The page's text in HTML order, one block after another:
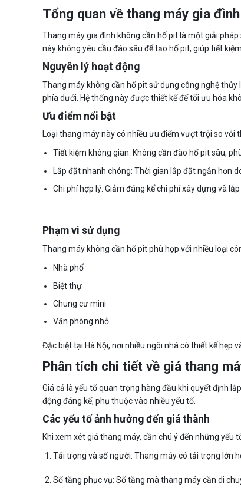
Tổng quan về thang máy gia
Thang máy gia đình không cần hố pit là một giải
này không yêu cầu đào sâu để tạo hố pit, giúp tiết
Nguyên lý hoạt động
Thang máy không cần hố pit sử dụng công nghệ
phía dưới. Hệ thống này được thiết kế để tối ưu hóa
Ưu điểm nổi bật
Loại thang máy này có nhiều ưu điểm vượt trội so với
Tiết kiệm không gian: Không cần đào hố pit sâu,
Lắp đặt nhanh chóng: Thời gian lắp đặt ngắn hơn
Chi phí hợp lý: Giảm đáng kể chi phí xây dựng và
Phạm vi sử dụng
Thang máy không cần hố pit phù hợp với nhiều loại
Nhà phố
Biệt thự
Chung cư mini
Văn phòng nhỏ
Đặc biệt tại Hà Nội, nơi nhiều ngôi nhà có thiết kế hẹp
Phân tích chi tiết về giá thang
Giá cả là yếu tố quan trọng hàng đầu khi quyết định
động đáng kể, phụ thuộc vào nhiều yếu tố.
Các yếu tố ảnh hưởng đến giá thành
Khi xem xét giá thang máy, cần chú ý đến những yếu
Tải trọng và số người: Thang máy có tải trọng lớn
Số tầng phục vụ: Số tầng mà thang máy cần di